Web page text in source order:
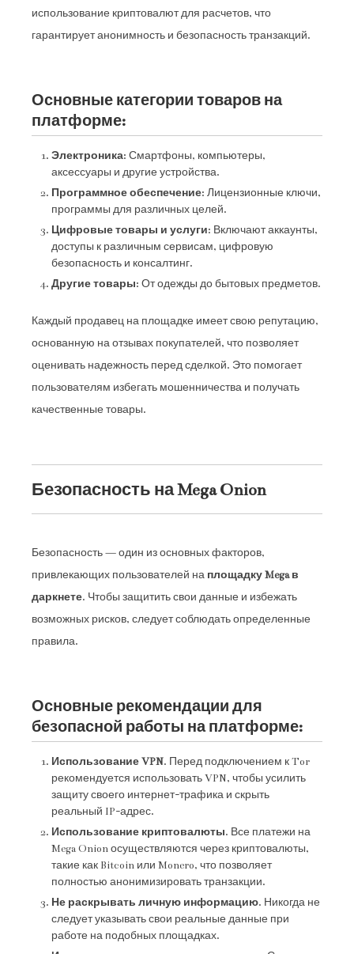
использование криптовалют для расчетов, что
гарантирует анонимность и безопасность транзакций.
Основные категории товаров на
платформе:
Электроника: Смартфоны, компьютеры,
аксессуары и другие устройства.
Программное обеспечение: Лицензионные ключи,
программы для различных целей.
Цифровые товары и услуги: Включают аккаунты,
доступы к различным сервисам, цифровую
безопасность и консалтинг.
Другие товары: От одежды до бытовых предметов.
Каждый продавец на площадке имеет свою репутацию,
основанную на отзывах покупателей, что позволяет
оценивать надежность перед сделкой. Это помогает
пользователям избегать мошенничества и получать
качественные товары.
Безопасность на Mega Onion
Безопасность — один из основных факторов,
привлекающих пользователей на площадку Mega в
даркнете. Чтобы защитить свои данные и избежать
возможных рисков, следует соблюдать определенные
правила.
Основные рекомендации для
безопасной работы на платформе:
Использование VPN. Перед подключением к Tor
рекомендуется использовать VPN, чтобы усилить
защиту своего интернет-трафика и скрыть
реальный IP-адрес.
Использование криптовалюты. Все платежи на
Mega Onion осуществляются через криптовалюты,
такие как Bitcoin или Monero, что позволяет
полностью анонимизировать транзакции.
Не раскрывать личную информацию. Никогда не
следует указывать свои реальные данные при
работе на подобных площадках.